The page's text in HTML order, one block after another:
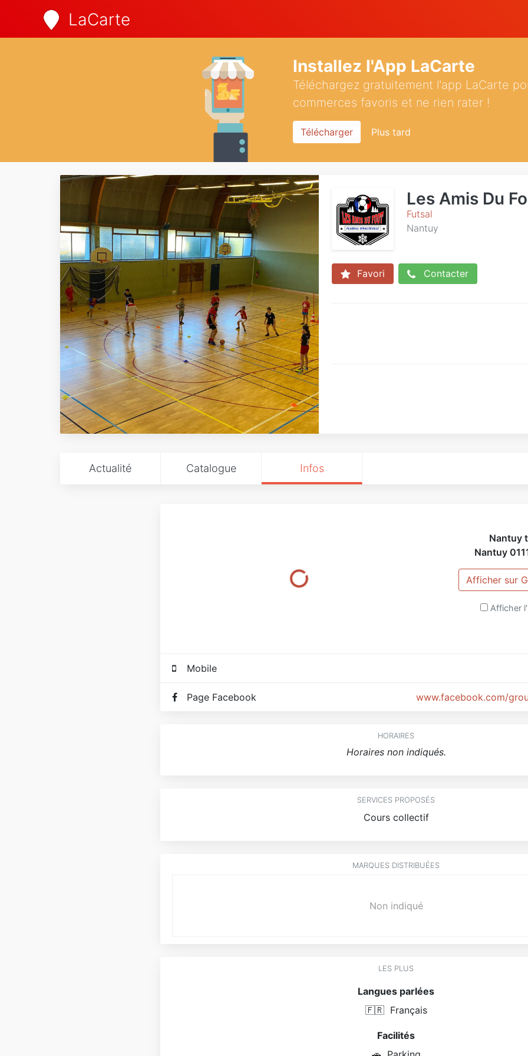
LaCarte
Installez l'App LaCarte
Téléchargez gratuitement l'app LaCarte
commerces favoris et ne rien rater !
Télécharger Plus tard
Les Amis Du
Futsal
Nantuy
Favori Contacter
Actualité Catalogue Infos
Nantuy
Nantuy
Afficher sur
Afficher
Mobile
www.facebook.com/
Page Facebook
HORAIRES
Horaires non indiqués.
SERVICES PROPOSÉS
Cours collectif
MARQUES DISTRIBUÉES
Non indiqué
LES PLUS
Langues parlées
🇫🇷 Français
Facilités